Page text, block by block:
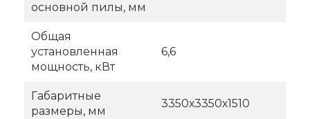
основной пилы, мм
Общая
установленная
мощность, кВт
6,6
Габаритные
размеры, мм
3350х3350х1510